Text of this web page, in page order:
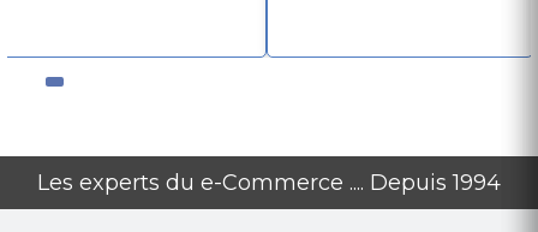
Les experts du e-Commerce .... Depuis 1994